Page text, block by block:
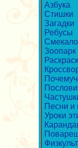
Азбука
Стишки
Загадки
Ребусы
Зоопарк
Песни и
Уроки